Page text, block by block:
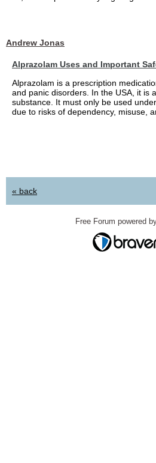
Andrew Jonas
Alprazolam Uses and Important
Alprazolam is a prescription
and panic disorders. In the USA, it is
substance. It must only be used
due to risks of dependency, misuse,
« back
Free Forum powered